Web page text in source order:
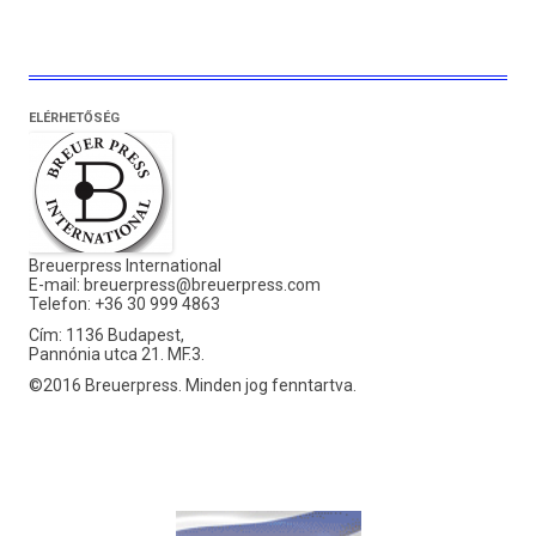
ELÉRHETŐSÉG
Breuerpress International
E-mail: breuerpress@breuerpress.com
Telefon: +36 30 999 4863
Cím: 1136 Budapest,
Pannónia utca 21. MF.3.
©2016 Breuerpress. Minden jog fenntartva.